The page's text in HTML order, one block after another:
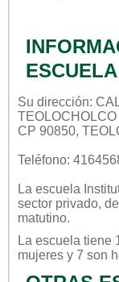
ESCUELA
Su dirección:
CP 90850,
Teléfono:
La escuela
sector privado,
matutino.
La escuela tiene
mujeres y 7 son